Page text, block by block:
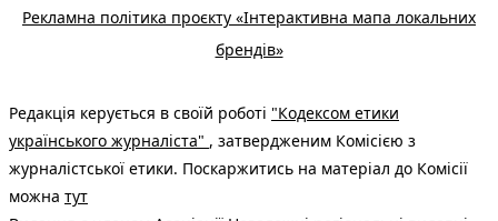
Рекламна політика проєкту «Інтерактивна мапа локальних
брендів»
Редакція керується в своїй роботі "Кодексом етики
українського журналіста" , затвердженим Комісією з
журналістської етики. Поскаржитись на матеріал до Комісії
можна тут